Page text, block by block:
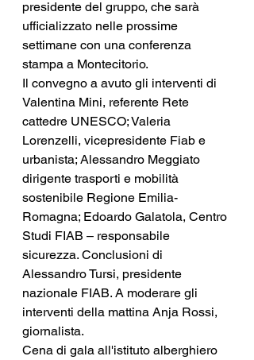
presidente del gruppo, che sarà
ufficializzato nelle prossime
settimane con una conferenza
stampa a Montecitorio.
Il convegno a avuto gli interventi di
Valentina Mini, referente Rete
cattedre UNESCO; Valeria
Lorenzelli, vicepresidente Fiab e
urbanista; Alessandro Meggiato
dirigente trasporti e mobilità
sostenibile Regione Emilia-
Romagna; Edoardo Galatola, Centro
Studi FIAB – responsabile
sicurezza. Conclusioni di
Alessandro Tursi, presidente
nazionale FIAB. A moderare gli
interventi della mattina Anja Rossi,
giornalista.
Cena di gala all'istituto alberghiero